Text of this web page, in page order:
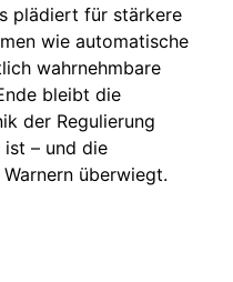
plädiert für stärkere
wie automatische
wahrnehmbare
bleibt die
der Regulierung
– und die
überwiegt.